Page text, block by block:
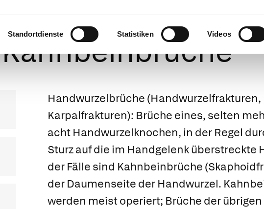
Standortdienste Statistiken Videos
Kahnbeinbrüche
Handwurzelbrüche (Handwurzelfrakturen,
Karpalfrakturen): Brüche eines, selten
acht Handwurzelknochen, in der Regel
Sturz auf die im Handgelenk überstreckte
der Fälle sind Kahnbeinbrüche
der Daumenseite der Handwurzel.
werden meist operiert; Brüche der übrigen